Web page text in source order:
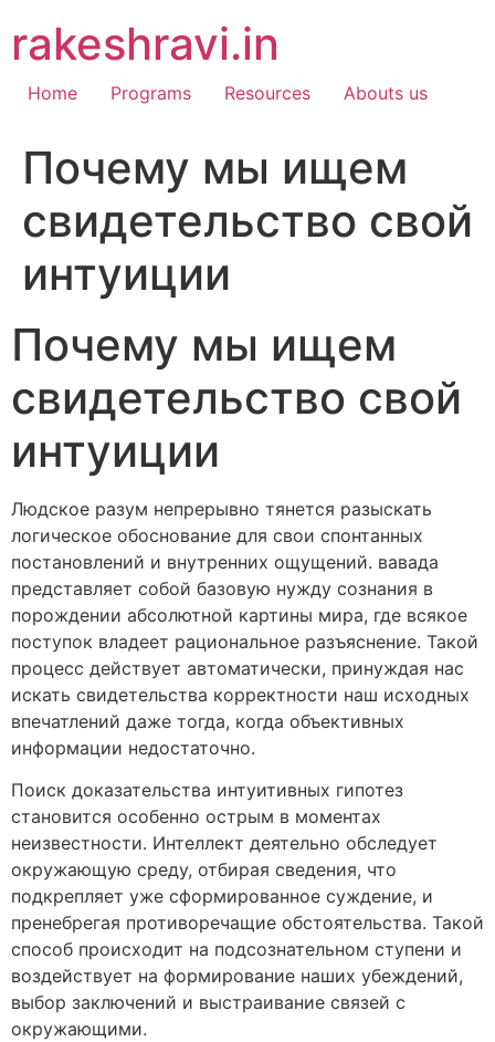
to
content
rakeshravi.in
Home Programs Resources Abouts us
Почему мы ищем
свидетельство свой
интуиции
Почему мы ищем
свидетельство свой
интуиции
Людское разум непрерывно тянется разыскать
логическое обоснование для свои спонтанных
постановлений и внутренних ощущений. вавада
представляет собой базовую нужду сознания в
порождении абсолютной картины мира, где всякое
поступок владеет рациональное разъяснение. Такой
процесс действует автоматически, принуждая нас
искать свидетельства корректности наш исходных
впечатлений даже тогда, когда объективных
информации недостаточно.
Поиск доказательства интуитивных гипотез
становится особенно острым в моментах
неизвестности. Интеллект деятельно обследует
окружающую среду, отбирая сведения, что
подкрепляет уже сформированное суждение, и
пренебрегая противоречащие обстоятельства. Такой
способ происходит на подсознательном ступени и
воздействует на формирование наших убеждений,
выбор заключений и выстраивание связей с
окружающими.